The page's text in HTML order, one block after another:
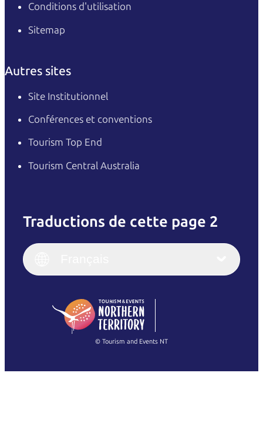
Conditions d'utilisation
Sitemap
Autres sites
Site Institutionnel
Conférences et conventions
Tourism Top End
Tourism Central Australia
Traductions de cette page 2
English
(Singapore)
Français
Italiano
繁體中文
© Tourism and Events NT